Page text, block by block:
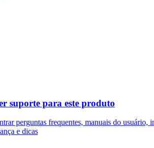
suporte para este produto
perguntas frequentes, manuais do usuário,
e dicas